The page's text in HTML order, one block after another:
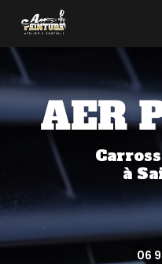
contenu
principal
à
06